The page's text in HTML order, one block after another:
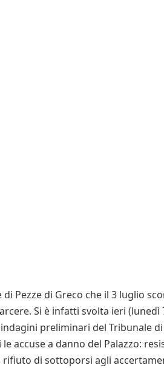
di Pezze di Greco che il 3 luglio
Si è infatti svolta ieri (lunedì
preliminari del Tribunale di
accuse a danno del Palazzo:
di sottoporsi agli